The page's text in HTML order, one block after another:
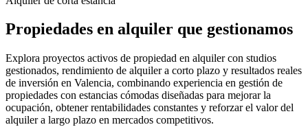
Propiedades en alquiler que gestionamos
Explora proyectos activos de propiedad en alquiler con studios
gestionados, rendimiento de alquiler a corto plazo y resultados reales
de inversión en Valencia, combinando experiencia en gestión de
propiedades con estancias cómodas diseñadas para mejorar la
ocupación, obtener rentabilidades constantes y reforzar el valor del
alquiler a largo plazo en mercados competitivos.